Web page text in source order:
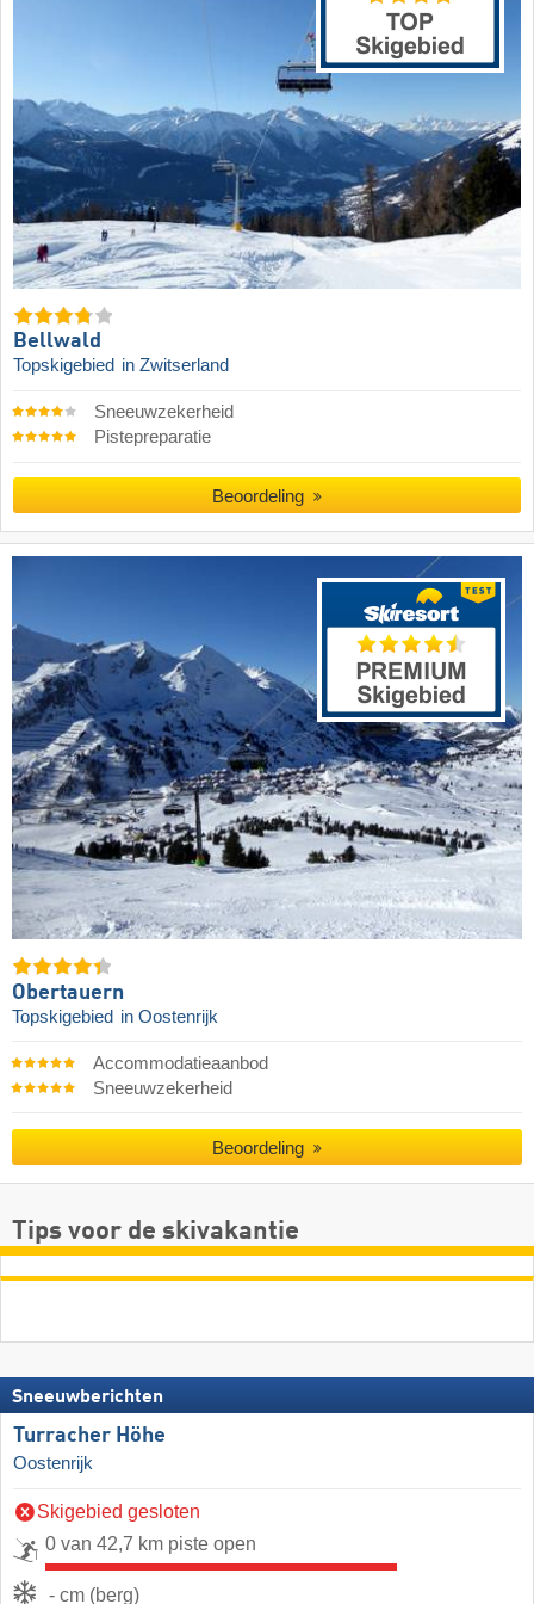
Bellwald
Topskigebied in Zwitserland
Sneeuwzekerheid
Pistepreparatie
Beoordeling
Obertauern
Topskigebied in Oostenrijk
Accommodatieaanbod
Sneeuwzekerheid
Beoordeling
Tips voor de skivakantie
Sneeuwberichten
Turracher Höhe
Oostenrijk
Skigebied gesloten
0 van 42,7 km piste open
- cm (berg)